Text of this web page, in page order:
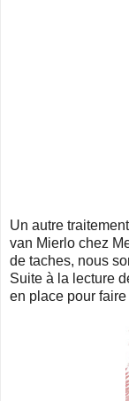
Un autre
van Mierlo chez
de taches, nous
Suite à la lecture
en place pour